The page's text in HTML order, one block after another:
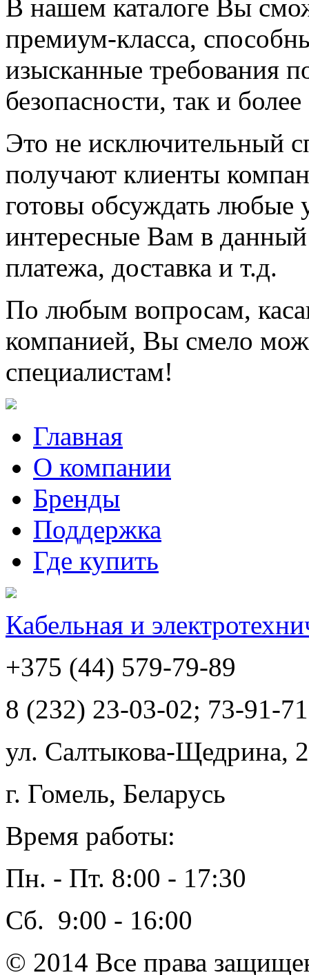
В нашем каталоге Вы
премиум-класса,
изысканные требования
безопасности, так и
Это не исключительный
получают клиенты
готовы обсуждать любые
интересные Вам в
платежа, доставка и т.д.
По любым вопросам,
компанией, Вы смело
специалистам!
Главная
О компании
Бренды
Поддержка
Где купить
Кабельная и
+375 (44) 579-79-89
8 (232) 23-03-02; 73-91-71
ул. Салтыкова-Щедрина, 2
г. Гомель, Беларусь
Время работы:
Пн. - Пт. 8:00 - 17:30
Сб. 9:00 - 16:00
© 2014 Все права